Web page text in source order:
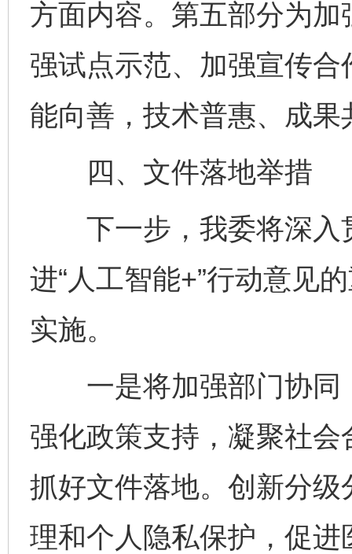
方面内容。第五部分为
强试点示范、加强宣传
能向善，技术普惠、成果
四、文件落地举措
下一步，我委将深入
进“人工智能+”行动意见
实施。
一是将加强部门协同
强化政策支持，凝聚社
抓好文件落地。创新分
理和个人隐私保护，促